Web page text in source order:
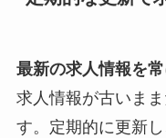
最新の求人情報を
求人情報が古いま
す。定期的に更新